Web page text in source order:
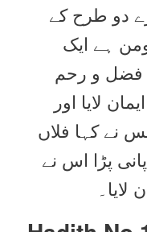
دو طرح کے
ہے ایک
فضل و رحم
لایا اور
نے کہا فلاں
پڑا اس نے
لایا۔